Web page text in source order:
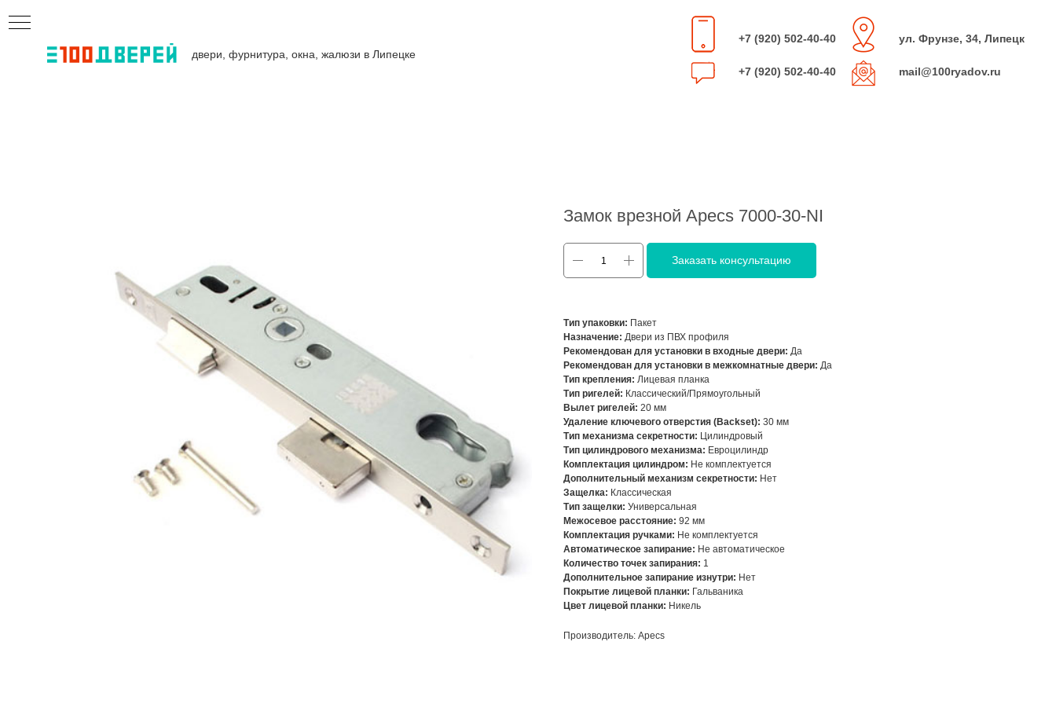
двери, фурнитура, окна, жалюзи в Липецке
+7 (920) 502-40-40
+7 (920) 502-40-40
ул. Фрунзе, 34, Липецк
mail@100ryadov.ru
Замок врезной Apecs 7000-30-NI
Заказать консультацию
Тип упаковки: Пакет
Назначение: Двери из ПВХ профиля
Рекомендован для установки в входные двери: Да
Рекомендован для установки в межкомнатные двери: Да
Тип крепления: Лицевая планка
Тип ригелей: Классический/Прямоугольный
Вылет ригелей: 20 мм
Удаление ключевого отверстия (Backset): 30 мм
Тип механизма секретности: Цилиндровый
Тип цилиндрового механизма: Евроцилиндр
Комплектация цилиндром: Не комплектуется
Дополнительный механизм секретности: Нет
Защелка: Классическая
Тип защелки: Универсальная
Межосевое расстояние: 92 мм
Комплектация ручками: Не комплектуется
Автоматическое запирание: Не автоматическое
Количество точек запирания: 1
Дополнительное запирание изнутри: Нет
Покрытие лицевой планки: Гальваника
Цвет лицевой планки: Никель
Производитель: Apecs